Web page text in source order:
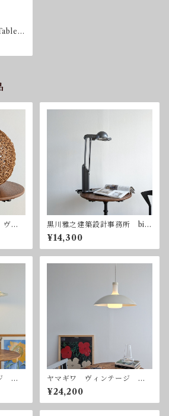
L
ィ
黒川雅之建築設計事務所 bio
-lite pro 林原生物化学研究
所 ヤマギワ バイオライト
プロ
¥14,300
ガ
ン
ヤマギワ ヴィンテージ ハ
ンギングランプ ペンダント
ライト 吊り下げ照明
¥24,200